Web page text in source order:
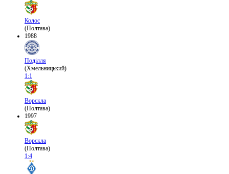
Колос
(Полтава)
1988
Поділля
(Хмельницький)
1:1
Ворскла
(Полтава)
1997
Ворскла
(Полтава)
1:4